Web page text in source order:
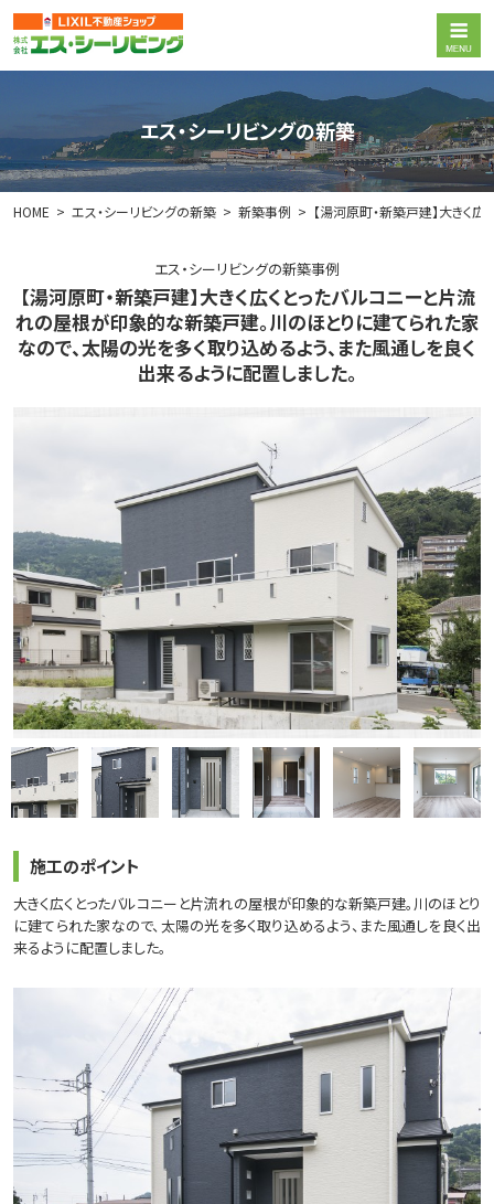
エス・シーリビングの新築
HOME エス・シーリビングの新築 新築事例 【湯河原町・新築戸建】大きく
エス・シーリビングの新築事例
【湯河原町・新築戸建】大きく広くとったバルコニーと片流
れの屋根が印象的な新築戸建。川のほとりに建てられた家
なので、太陽の光を多く取り込めるよう、また風通しを良く
出来るように配置しました。
施工のポイント
大きく広くとったバルコニーと片流れの屋根が印象的な新築戸建。川のほとり
に建てられた家なので、太陽の光を多く取り込めるよう、また風通しを良く出
来るように配置しました。